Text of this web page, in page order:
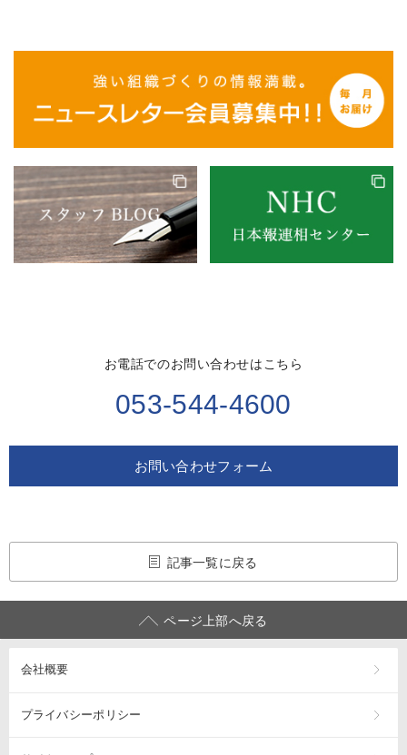
お電話でのお問い合わせはこちら
053-544-4600
お問い合わせフォーム
記事一覧に戻る
ページ上部へ戻る
会社概要
プライバシーポリシー